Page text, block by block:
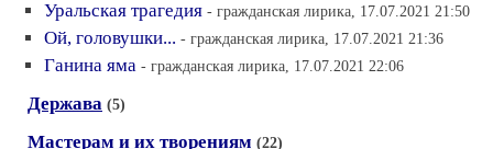
Уральская трагедия - гражданская лирика, 17.07.2021 21:50
Ой, головушки... - гражданская лирика, 17.07.2021 21:36
Ганина яма - гражданская лирика, 17.07.2021 22:06
Держава (5)
Мастерам и их творениям (22)